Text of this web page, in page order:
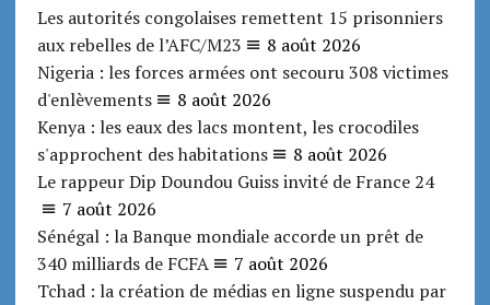
Les autorités congolaises remettent 15 prisonniers
aux rebelles de l’AFC/M23
8 août 2026
Nigeria : les forces armées ont secouru 308 victimes
d'enlèvements
8 août 2026
Kenya : les eaux des lacs montent, les crocodiles
s'approchent des habitations
8 août 2026
Le rappeur Dip Doundou Guiss invité de France 24
7 août 2026
Sénégal : la Banque mondiale accorde un prêt de
340 milliards de FCFA
7 août 2026
Tchad : la création de médias en ligne suspendu par